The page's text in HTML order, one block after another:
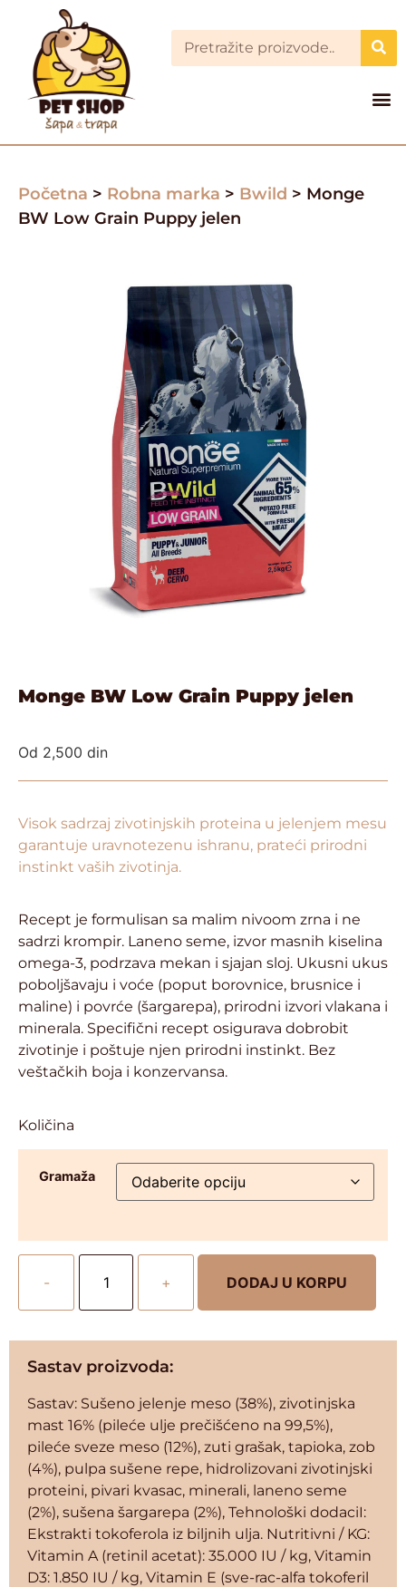
Početna > Robna marka > Bwild > Monge
BW Low Grain Puppy jelen
Monge BW Low Grain Puppy jelen
Od 2,500 din
Visok sadrzaj zivotinjskih proteina u jelenjem mesu
garantuje uravnotezenu ishranu, prateći prirodni
instinkt vaših zivotinja.
Recept je formulisan sa malim nivoom zrna i ne
sadrzi krompir. Laneno seme, izvor masnih kiselina
omega-3, podrzava mekan i sjajan sloj. Ukusni ukus
poboljšavaju i voće (poput borovnice, brusnice i
maline) i povrće (šargarepa), prirodni izvori vlakana i
minerala. Specifični recept osigurava dobrobit
zivotinje i poštuje njen prirodni instinkt. Bez
veštačkih boja i konzervansa.
Količina
Gramaža
- + DODAJ U KORPU
Sastav proizvoda:
Sastav: Sušeno jelenje meso (38%), zivotinjska
mast 16% (pileće ulje prečišćeno na 99,5%),
pileće sveze meso (12%), zuti grašak, tapioka, zob
(4%), pulpa sušene repe, hidrolizovani zivotinjski
proteini, pivari kvasac, minerali, laneno seme
(2%), sušena šargarepa (2%), Tehnološki dodaciI:
Ekstrakti tokoferola iz biljnih ulja. Nutritivni / KG:
Vitamin A (retinil acetat): 35.000 IU / kg, Vitamin
D3: 1.850 IU / kg, Vitamin E (sve-rac-alfa tokoferil